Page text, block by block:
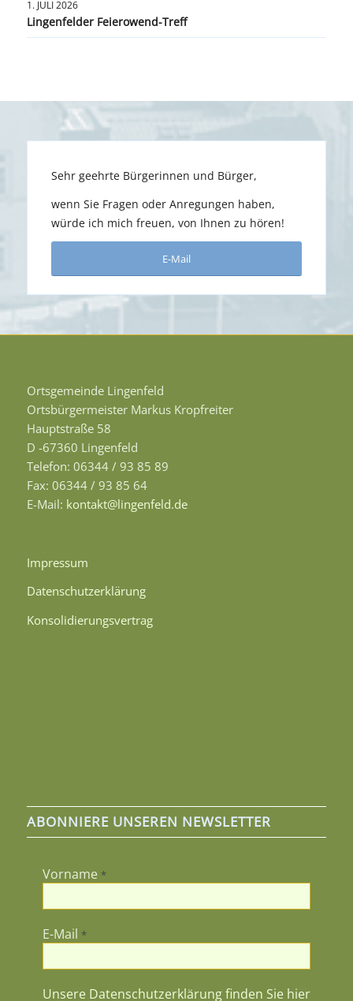
1. JULI 2026
Lingenfelder Feierowend-Treff
Sehr geehrte Bürgerinnen und Bürger,
wenn Sie Fragen oder Anregungen haben,
würde ich mich freuen, von Ihnen zu hören!
E-Mail
Ortsgemeinde Lingenfeld
Ortsbürgermeister Markus Kropfreiter
Hauptstraße 58
D -67360 Lingenfeld
Telefon: 06344 / 93 85 89
Fax: 06344 / 93 85 64
E-Mail: kontakt@lingenfeld.de
Impressum
Datenschutzerklärung
Konsolidierungsvertrag
ABONNIERE UNSEREN NEWSLETTER
Vorname *
E-Mail *
Unsere Datenschutzerklärung finden Sie hier